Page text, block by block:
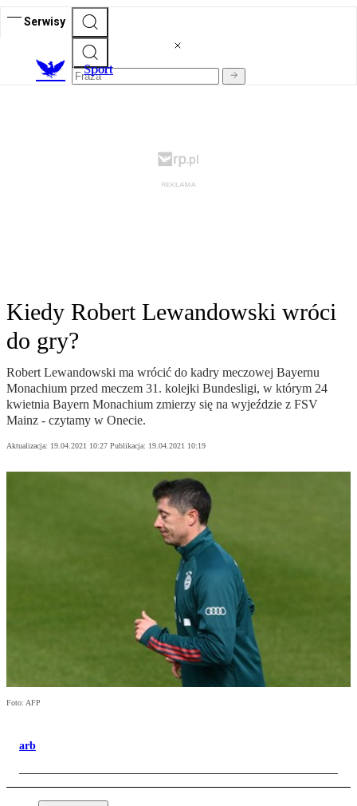
Serwisy
Sport
Kiedy Robert Lewandowski wróci
do gry?
Robert Lewandowski ma wrócić do kadry meczowej Bayernu
Monachium przed meczem 31. kolejki Bundesligi, w którym 24
kwietnia Bayern Monachium zmierzy się na wyjeździe z FSV
Mainz - czytamy w Onecie.
Aktualizacja: 19.04.2021 10:27 Publikacja: 19.04.2021 10:19
Foto: AFP
arb